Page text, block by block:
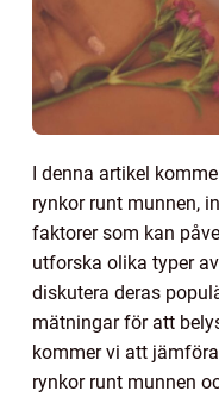
I denna artikel
rynkor runt munnen,
faktorer som kan
utforska olika typer
diskutera deras
mätningar för att
kommer vi att
rynkor runt munnen